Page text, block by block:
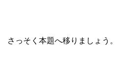
さっそく本題へ移りましょう。